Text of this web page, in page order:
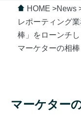
HOME
News
レポーティング
棒」をローンチし
マーケターの相棒
マーケター